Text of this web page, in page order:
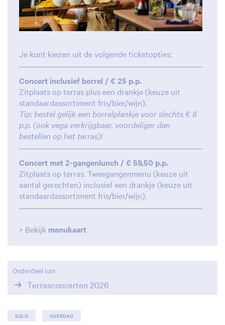
Je kunt kiezen uit de volgende ticketopties:
Concert inclusief borrel / € 25 p.p.
Zitplaats op terras plus een drankje (keuze uit
standaardassortiment fris/bier/wijn).
Tip: bestel gelijk een borrelplankje voor slechts € 8
p.p. (ook vega verkrijgbaar, voordeliger dan
bestellen op het terras)!
Concert met 2-gangenlunch / € 59,50 p.p.
Zitplaats op terras. Tweegangenmenu (keuze uit
aantal gerechten) inclusief een drankje (keuze uit
standaardassortiment fris/bier/wijn).
> Bekijk menukaart
Onderdeel van
Terrasconcerten 2026
SOLO OVERDAG